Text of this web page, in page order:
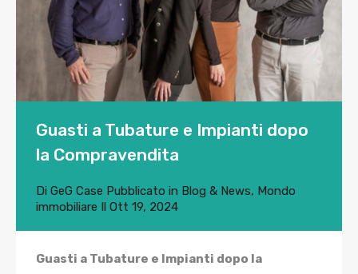
Guasti a Tubature e Impianti dopo
la Compravendita
Di GeG Case Pubblicato in Blog & News, Mondo
immobiliare Il Ott 19, 2024
Guasti a Tubature e Impianti dopo la